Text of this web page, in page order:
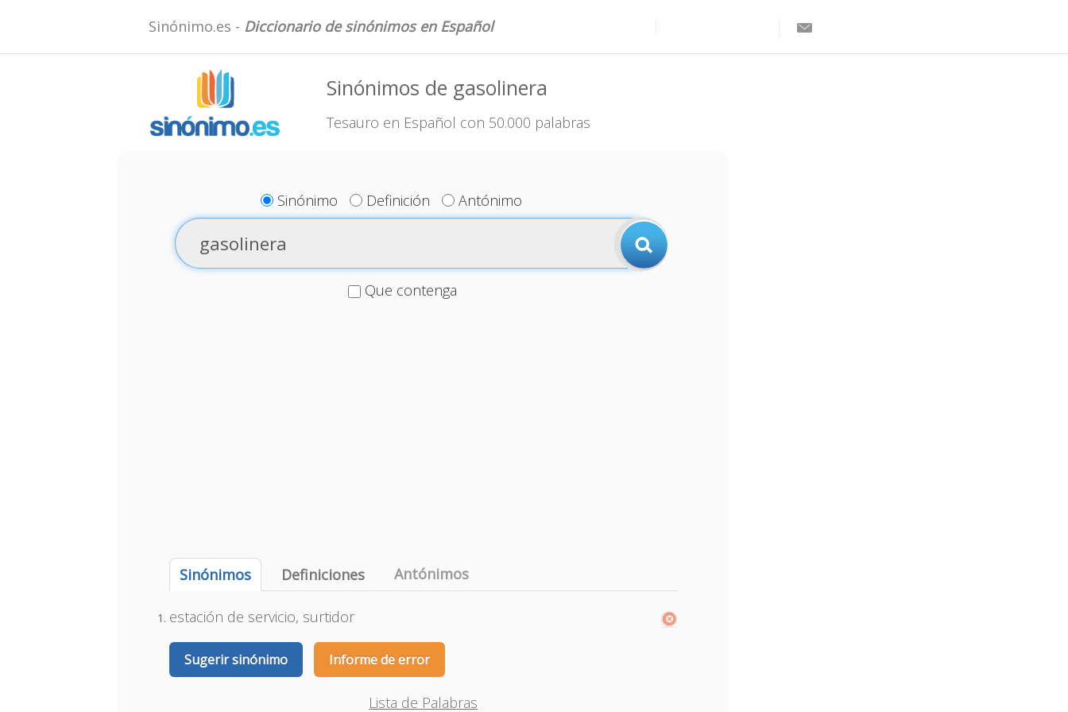
Sinónimo.es - Diccionario de sinónimos en Español
Sinónimos de gasolinera
Tesauro en Español con 50.000 palabras
Sinónimo Definición Antónimo
Que contenga
Sinónimos Definiciones Antónimos
estación de servicio, surtidor
Sugerir sinónimo Informe de error
Lista de Palabras